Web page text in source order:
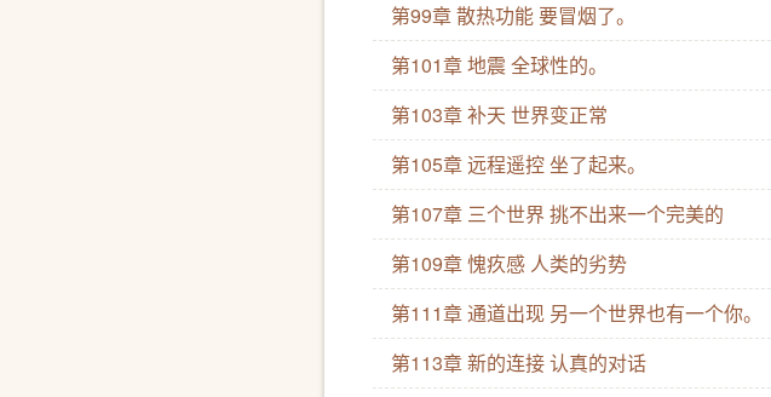
第99章 散热功能 要冒烟了。
第101章 地震 全球性的。
第103章 补天 世界变正常
第105章 远程遥控 坐了起来。
第107章 三个世界 挑不出来一个完美的
第109章 愧疚感 人类的劣势
第111章 通道出现 另一个世界也有一个你。
第113章 新的连接 认真的对话